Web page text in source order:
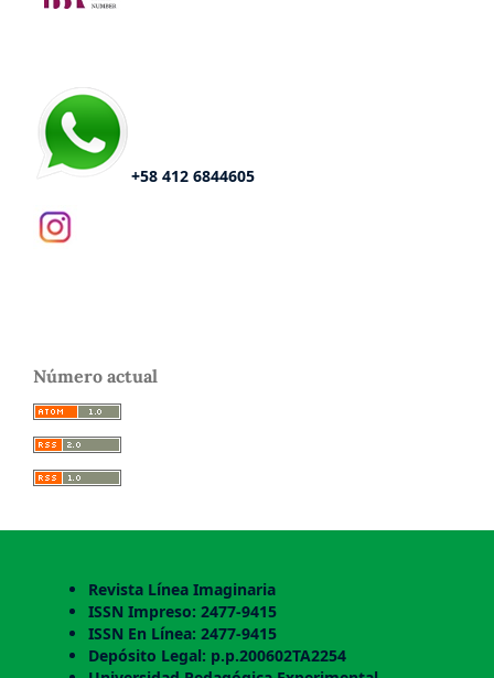
+58 412 6844605
Número actual
Revista Línea Imaginaria
ISSN Impreso: 2477-9415
ISSN En Línea: 2477-9415
Depósito Legal: p.p.200602TA2254